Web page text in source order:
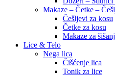
Makaze – Četke –
Češljevi za kosu
Četke za kosu
Makaze za
Lice & Telo
Nega lica
Čišćenje lica
Tonik za lice